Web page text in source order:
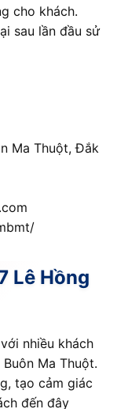
cho khách.
sau lần đầu sử
Ma Thuột, Đắk
Lê Hồng
nhiều khách
Ma Thuột.
tạo cảm giác
đến đây